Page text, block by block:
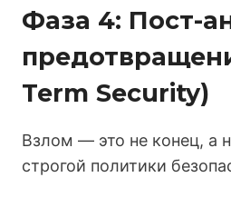
Фаза 4: Пост-
Term Security)
Взлом — это не конец, а
строгой политики